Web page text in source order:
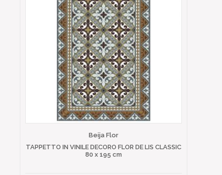
Beija Flor
TAPPETTO IN VINILE DECORO FLOR DE LIS CLASSIC
80 x 195 cm